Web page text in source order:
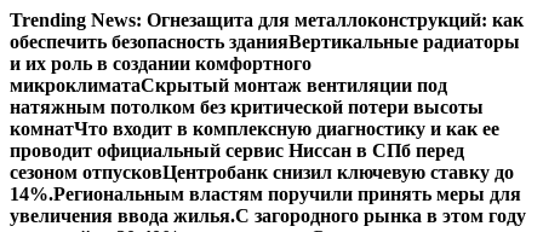
Перейти
к
содержимому
Trending News: Огнезащита для металлоконструкций: как
обеспечить безопасность зданияВертикальные радиаторы
и их роль в создании комфортного
микроклиматаСкрытый монтаж вентиляции под
натяжным потолком без критической потери высоты
комнатЧто входит в комплексную диагностику и как ее
проводит официальный сервис Ниссан в СПб перед
сезоном отпусковЦентробанк снизил ключевую ставку до
14%.Региональным властям поручили принять меры для
увеличения ввода жилья.С загородного рынка в этом году